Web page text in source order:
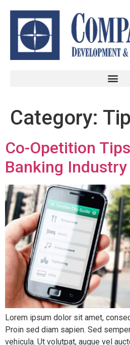
Category:
Co-Opetition
Banking Industry
Lorem ipsum dolor sit amet,
Proin sed diam sapien. Sed
vehicula. Ut volutpat, augue vel